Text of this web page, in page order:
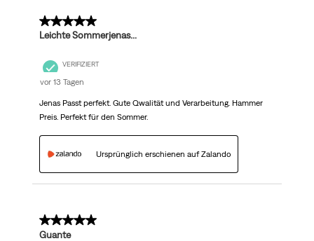
5 von 5 Sternen.
Leichte Sommerjenas...
VERIFIZIERT
vor 13 Tagen
Jenas Passt perfekt. Gute Qwalität und Verarbeitung. Hammer
Preis. Perfekt für den Sommer.
Ursprünglich erschienen auf Zalando
5 von 5 Sternen.
Guante